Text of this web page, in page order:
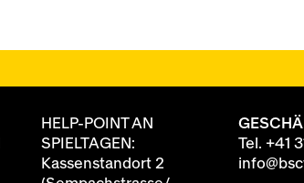
HELP-POINT AN
SPIELTAGEN:
Kassenstandort 2
Tel. +41